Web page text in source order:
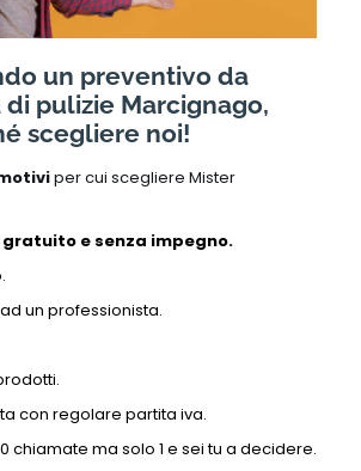
un preventivo da
di pulizie Marcignago,
scegliere noi!
per cui scegliere Mister
e senza impegno.
un professionista.
con regolare partita iva.
chiamate ma solo 1 e sei tu a decidere.